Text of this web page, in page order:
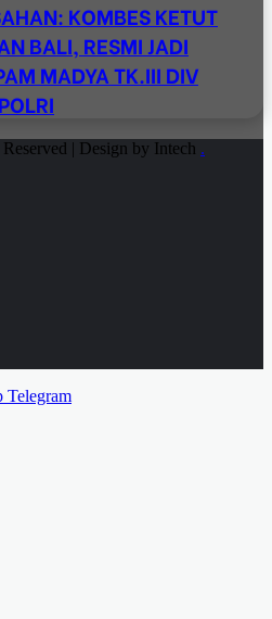
KOMBES KETUT
BALI, RESMI JADI
MADYA TK.III DIV
| Design by Intech .
Telegram